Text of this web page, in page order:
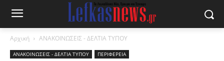
Αρχική ΑΝΑΚΟΙΝΩΣΕΙΣ - ΔΕΛΤΙΑ ΤΥΠΟΥ
ΑΝΑΚΟΙΝΩΣΕΙΣ - ΔΕΛΤΙΑ ΤΥΠΟΥ ΠΕΡΙΦΕΡΕΙΑ